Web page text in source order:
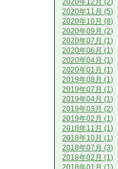
2020年12月 (2)
2020年11月 (5)
2020年10月 (8)
2020年09月 (2)
2020年07月 (1)
2020年06月 (1)
2020年04月 (1)
2020年01月 (1)
2019年08月 (1)
2019年07月 (1)
2019年04月 (1)
2019年03月 (2)
2019年02月 (1)
2018年11月 (1)
2018年10月 (1)
2018年07月 (3)
2018年02月 (1)
2018年01月 (1)